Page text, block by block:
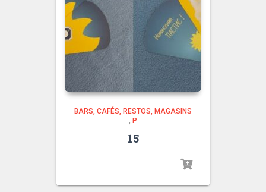
BARS, CAFÉS, RESTOS, MAGASINS
, P
15